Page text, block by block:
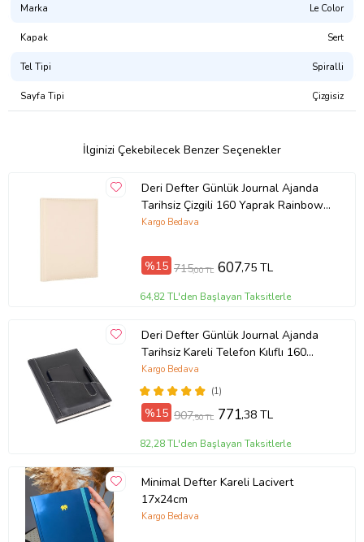
ORTAMA UYUM SAĞLAYACAK,
NOT ALMAYI EĞLENCELİ HALE
GETİRECEK KAPAK TASARIMI,
SAYFA İÇERİKLERİ VE GÖZ
YORMAYAN SAYFA RENGİYLE
TASARLANMIŞTIR.
* SPİRALLİ
* 17X24 EBADINDA
* 200 SAYFA
* IVORY KAĞIT
* 80 GR SAYFA AĞIRLIĞI
Marka Le Color
Kapak Sert
Tel Tipi Spiralli
Sayfa Tipi Çizgisiz
İlginizi Çekebilecek Benzer Seçenekler
Deri Defter Günlük Journal Ajanda
Tarihsiz Çizgili 160 Yaprak Rainbow
Vegan 17x24 cm (Bej)
Kargo Bedava
%15 715,00 TL 607,75 TL
64,82 TL'den Başlayan Taksitlerle
Deri Defter Günlük Journal Ajanda
Tarihsiz Kareli Telefon Kılıflı 160
Yaprak Vegan 17x24 cm (Siyah)
(1)
Kargo Bedava
%15 907,50 TL 771,38 TL
82,28 TL'den Başlayan Taksitlerle
Minimal Defter Kareli Lacivert
17x24cm
Kargo Bedava